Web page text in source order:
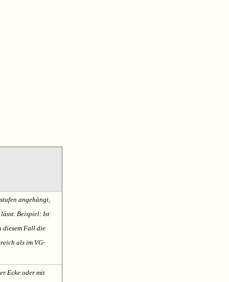
angehängt,
Beispiel: Ist
diesem Fall die
als im VG-
Ecke oder mit